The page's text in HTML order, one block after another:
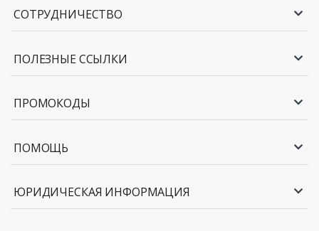
СОТРУДНИЧЕСТВО
ПОЛЕЗНЫЕ ССЫЛКИ
ПРОМОКОДЫ
ПОМОЩЬ
ЮРИДИЧЕСКАЯ ИНФОРМАЦИЯ